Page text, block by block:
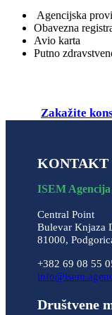
Agencijska
Obavezna
Avio karta
Putno
Zakažite
KONTAKT
ISEM Agencija
Central Point
Bulevar Knjaza
81000,
+382 69 08 55
Društvene